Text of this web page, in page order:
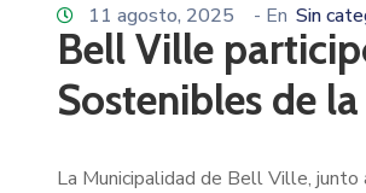
11 agosto, 2025 - En Sin
Bell Ville
Sostenibles de
La Municipalidad de Bell Ville,